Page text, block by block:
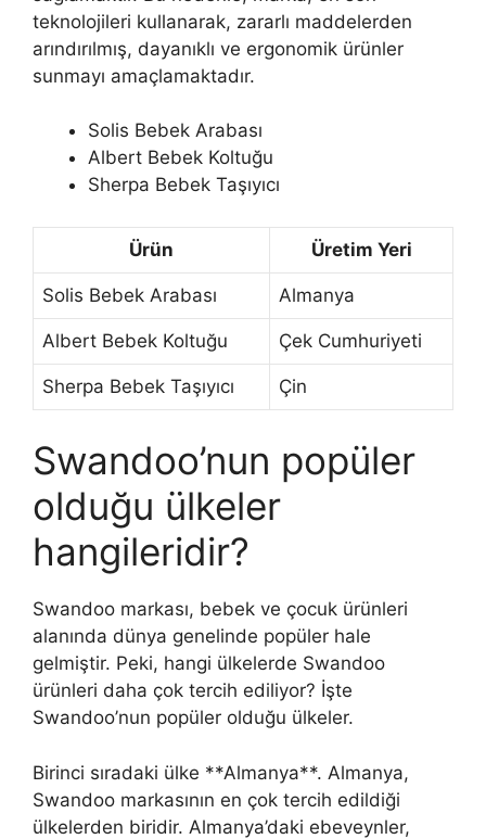
teknolojileri kullanarak, zararlı maddelerden
arındırılmış, dayanıklı ve ergonomik ürünler
sunmayı amaçlamaktadır.
Solis Bebek Arabası
Albert Bebek Koltuğu
Sherpa Bebek Taşıyıcı
Ürün Üretim Yeri
Solis Bebek Arabası Almanya
Albert Bebek Koltuğu Çek Cumhuriyeti
Sherpa Bebek Taşıyıcı Çin
Swandoo’nun popüler
olduğu ülkeler
hangileridir?
Swandoo markası, bebek ve çocuk ürünleri
alanında dünya genelinde popüler hale
gelmiştir. Peki, hangi ülkelerde Swandoo
ürünleri daha çok tercih ediliyor? İşte
Swandoo’nun popüler olduğu ülkeler.
Birinci sıradaki ülke **Almanya**. Almanya,
Swandoo markasının en çok tercih edildiği
ülkelerden biridir. Almanya’daki ebeveynler,